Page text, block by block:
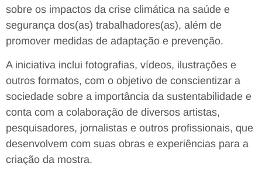
sobre os impactos da crise climática na saúde e
segurança dos(as) trabalhadores(as), além de
promover medidas de adaptação e prevenção.
A iniciativa inclui fotografias, vídeos, ilustrações e
outros formatos, com o objetivo de conscientizar a
sociedade sobre a importância da sustentabilidade e
conta com a colaboração de diversos artistas,
pesquisadores, jornalistas e outros profissionais, que
desenvolvem com suas obras e experiências para a
criação da mostra.